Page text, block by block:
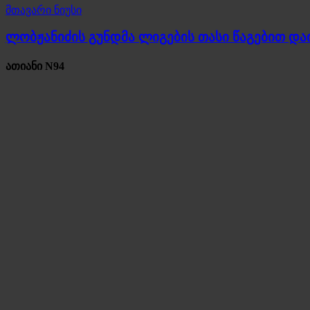
მთავარი ნიუსი
ლობჟანიძის გუნდმა ლიგების თასი წაგებით
ათიანი N94